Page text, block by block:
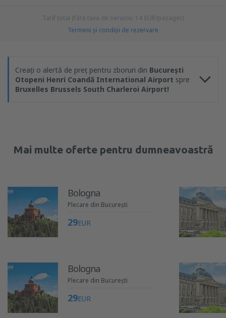
Tarif total (fără taxa de serviciu: 14 EUR/pasager)
Termeni şi condiţii de rezervare
Creați o alertă de preț pentru zboruri din București
Otopeni Henri Coandă International Airport spre
Bruxelles Brussels South Charleroi Airport!
Mai multe oferte pentru dumneavoastră
Bologna
Plecare din București
29EUR
Bologna
Plecare din București
29EUR